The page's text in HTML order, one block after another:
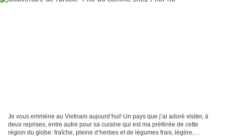
Je vous emmène au Vietnam aujourd’hui! Un pays que j’ai adoré visiter, à
deux reprises, entre autre pour sa cuisine qui est ma préférée de cette
région du globe: fraîche, pleine d’herbes et de légumes frais, légère,